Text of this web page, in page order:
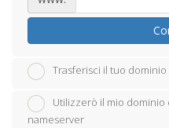
Trasferisci il tuo
Utilizzerò il mio dominio
nameserver